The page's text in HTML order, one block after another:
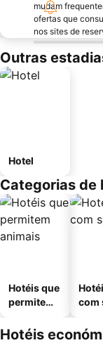
mudam
ofertas que
nos sites de
Outras
Hotel
Categorias de
Hotéis que
permitem
com
Hotéis